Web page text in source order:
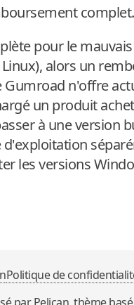
complet.
pour le
alors un
n'offre
un produit
à une version
les versions
Politique de